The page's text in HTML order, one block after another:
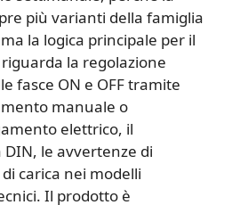
più varianti della famiglia
la logica principale per il
la regolazione
fasce ON e OFF tramite
manuale o
elettrico, il
le avvertenze di
carica nei modelli
Il prodotto è